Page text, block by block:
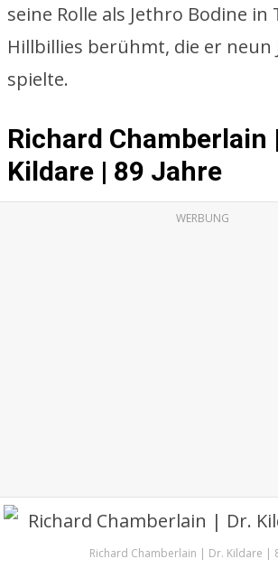
seine Rolle als Jethro Bodine in
Hillbillies berühmt, die er neun
spielte.
Richard Chamberlain
Kildare | 89 Jahre
WERBUNG
Richard Chamberlain | Dr. Kildare |